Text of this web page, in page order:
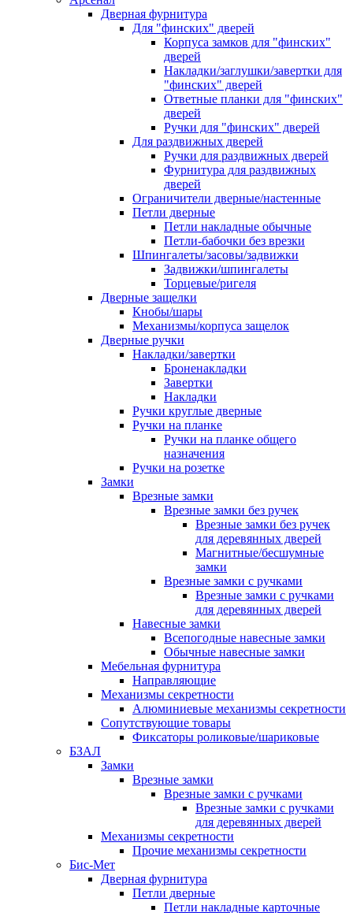
Дверная фурнитура
Для "финских" дверей
Корпуса замков для "финских"
дверей
Накладки/заглушки/завертки для
"финских" дверей
Ответные планки для "финских"
дверей
Ручки для "финских" дверей
Для раздвижных дверей
Ручки для раздвижных дверей
Фурнитура для раздвижных
дверей
Ограничители дверные/настенные
Петли дверные
Петли накладные обычные
Петли-бабочки без врезки
Шпингалеты/засовы/задвижки
Задвижки/шпингалеты
Торцевые/ригеля
Дверные защелки
Кнобы/шары
Механизмы/корпуса защелок
Дверные ручки
Накладки/завертки
Броненакладки
Завертки
Накладки
Ручки круглые дверные
Ручки на планке
Ручки на планке общего
назначения
Ручки на розетке
Замки
Врезные замки
Врезные замки без ручек
Врезные замки без ручек
для деревянных дверей
Магнитные/бесшумные
замки
Врезные замки с ручками
Врезные замки с ручками
для деревянных дверей
Навесные замки
Всепогодные навесные замки
Обычные навесные замки
Мебельная фурнитура
Направляющие
Механизмы секретности
Алюминиевые механизмы секретности
Сопутствующие товары
Фиксаторы роликовые/шариковые
БЗАЛ
Замки
Врезные замки
Врезные замки с ручками
Врезные замки с ручками
для деревянных дверей
Механизмы секретности
Прочие механизмы секретности
Бис-Мет
Дверная фурнитура
Петли дверные
Петли накладные карточные